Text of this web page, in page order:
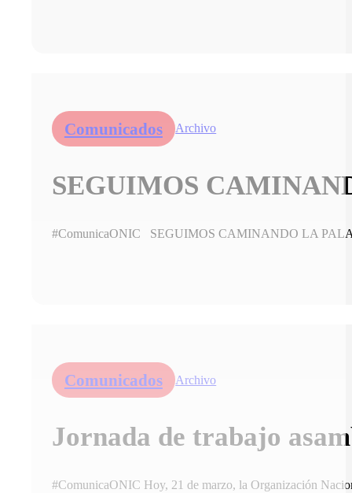
Comunicados Archivo
SEGUIMOS
#ComunicaONIC SEGUIMOS CAMINANDO LA
Comunicados Archivo
Jornada de trabajo
#ComunicaONIC Hoy, 21 de marzo, la Organización